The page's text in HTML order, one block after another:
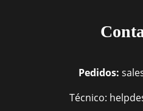
Pedidos:
Técnico: